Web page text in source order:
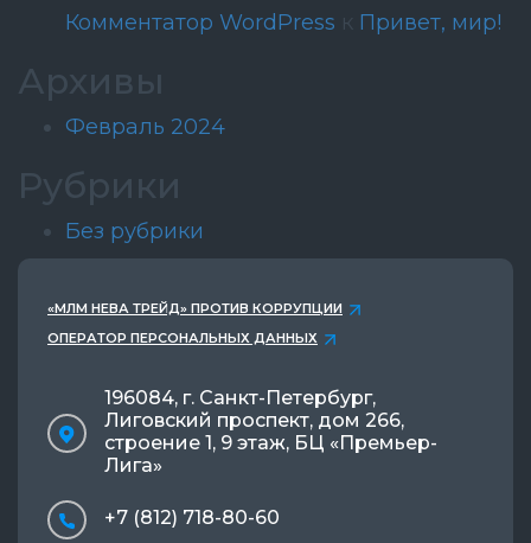
Комментатор WordPress к Привет, мир!
Архивы
Февраль 2024
Рубрики
Без рубрики
«МЛМ НЕВА ТРЕЙД» ПРОТИВ КОРРУПЦИИ
ОПЕРАТОР ПЕРСОНАЛЬНЫХ ДАННЫХ
196084, г. Санкт-Петербург,
Лиговский проспект, дом 266,
строение 1, 9 этаж, БЦ «Премьер-
Лига»
+7 (812) 718-80-60